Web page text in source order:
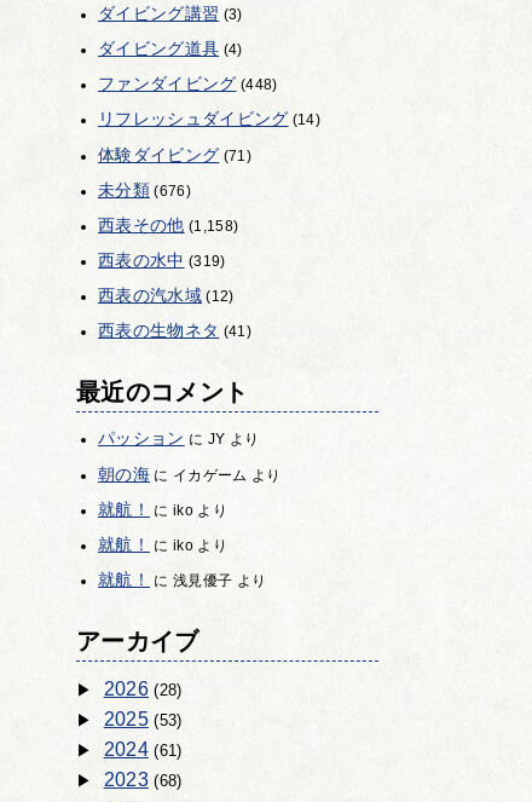
ダイビング講習 (3)
ダイビング道具 (4)
ファンダイビング (448)
リフレッシュダイビング (14)
体験ダイビング (71)
未分類(676)
西表その他 (1,158)
西表の水中 (319)
西表の汽水域(12)
西表の生物ネタ (41)
最近のコメント
パッション に JY より
朝の海に イカゲーム より
就航！ に ikoより
就航！ に ikoより
就航！ に 浅見優子 より
アーカイブ
2026(28)
2025(53)
2024(61)
2023(68)